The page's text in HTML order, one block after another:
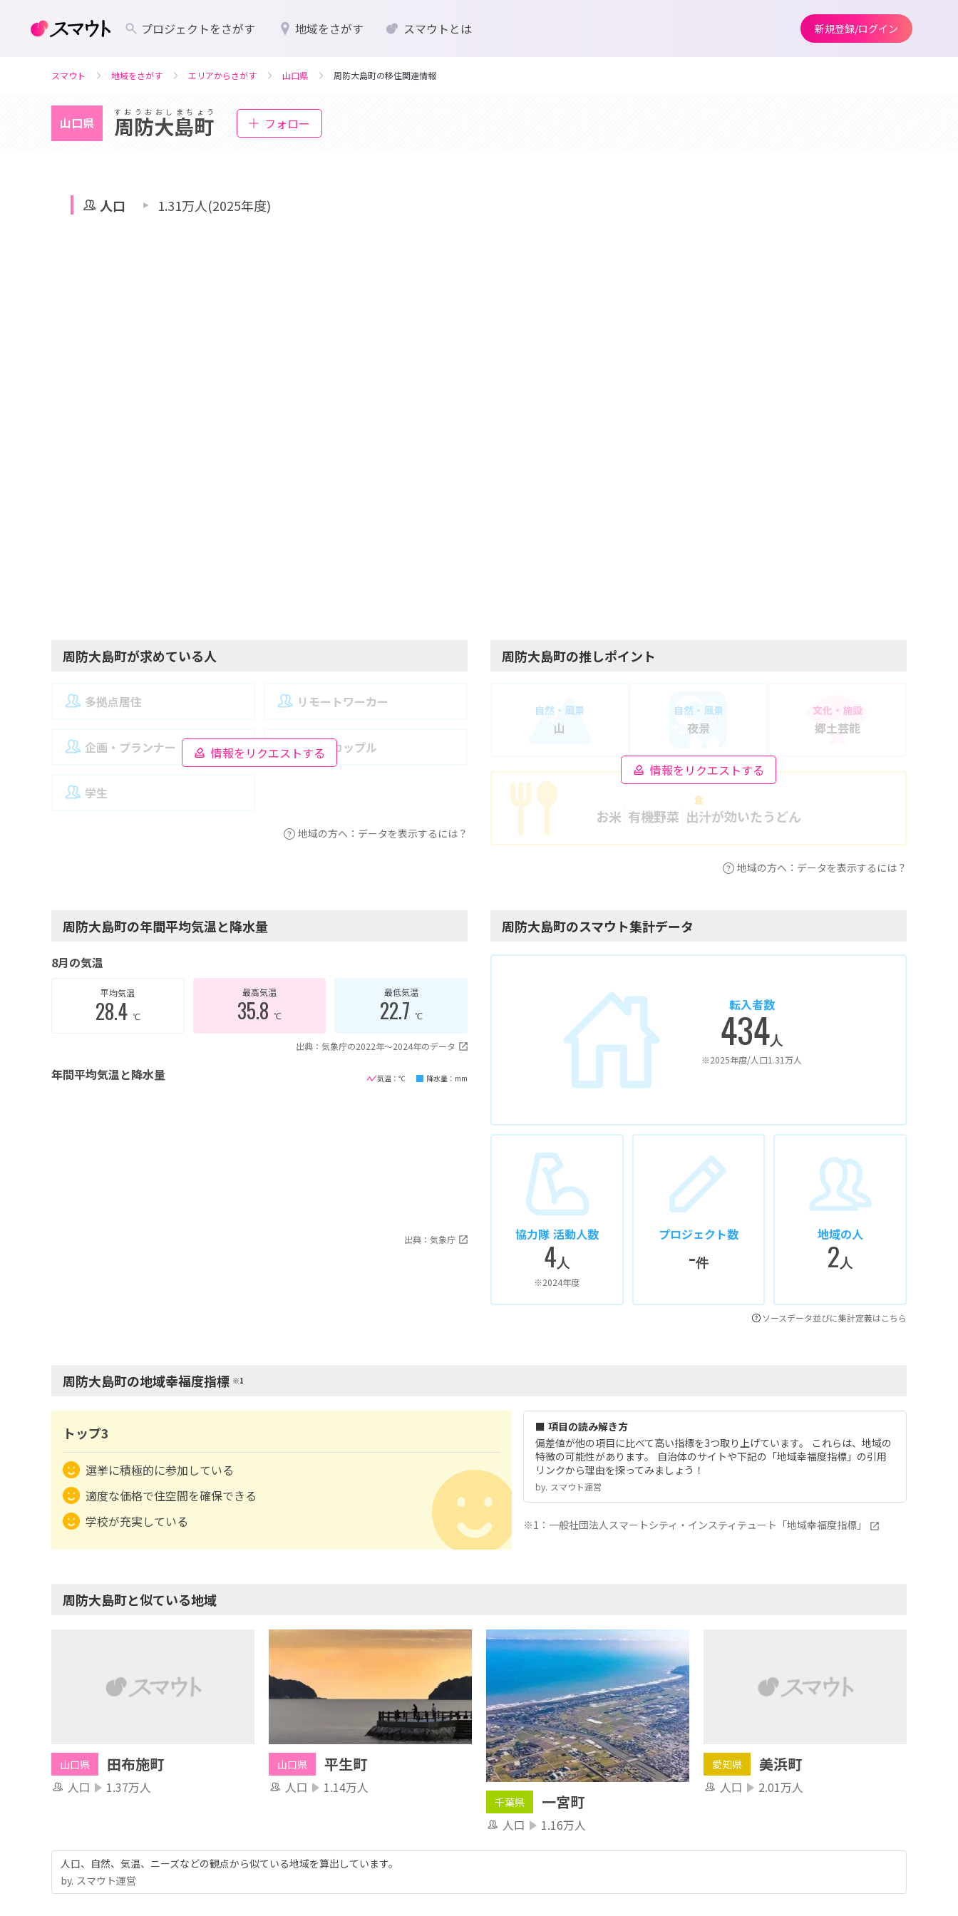
プロジェクトをさがす 地域をさがす スマウトとは 新規登録/ログイン
スマウト 地域をさがす エリアからさがす 山口県 周防大島町の移住関連情報
山口県
すおうおおしまちょう
周防大島町 フォロー
人口 1.31万人(2025年度)
周防大島町が求めている人
情報をリクエストする
多拠点居住 リモートワーカー
企画・プランナー 夫婦・カップル
学生
地域の方へ：データを表示するには？
周防大島町の推しポイント
情報をリクエストする
自然・風景
山
自然・風景
夜景
文化・施設
郷土芸能
食
お米 有機野菜 出汁が効いたうどん
地域の方へ：データを表示するには？
周防大島町の年間平均気温と降水量
8月の気温
平均気温
28.4 ℃
最高気温
35.8 ℃
最低気温
22.7 ℃
出典：気象庁の2022年〜2024年のデータ
年間平均気温と降水量 気温：℃ 降水量：mm
出典：気象庁
周防大島町のスマウト集計データ
転入者数
434人
※2025年度/人口1.31万人
協力隊 活動人数
4人
※2024年度
プロジェクト数
-件
地域の人
2人
ソースデータ並びに集計定義はこちら
周防大島町の地域幸福度指標 ※1
トップ3
選挙に積極的に参加している
適度な価格で住空間を確保できる
学校が充実している
■ 項目の読み解き方
偏差値が他の項目に比べて高い指標を3つ取り上げています。 これらは、地域の
特徴の可能性があります。 自治体のサイトや下記の「地域幸福度指標」の引用
リンクから理由を探ってみましょう！
by.︎ スマウト運営
※1：一般社団法人スマートシティ・インスティテュート「地域幸福度指標」
周防大島町と似ている地域
山口県 田布施町
人口 1.37万人
山口県 平生町
人口 1.14万人
千葉県 一宮町
人口 1.16万人
愛知県 美浜町
人口 2.01万人
人口、自然、気温、ニーズなどの観点から似ている地域を算出しています。
by.︎ スマウト運営